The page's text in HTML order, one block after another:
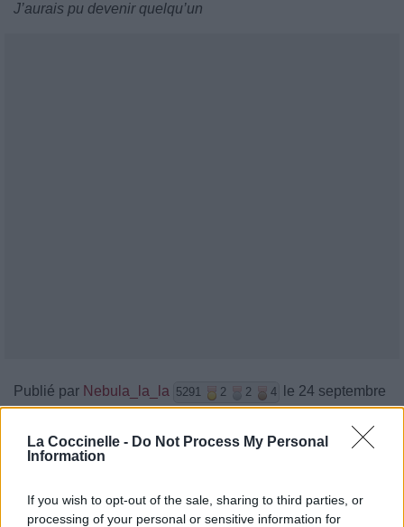
La Coccinelle - Do Not Process My Personal
Information
If you wish to opt-out of the sale, sharing to third parties, or
processing of your personal or sensitive information for
J’aurais pu devenir quelqu’un
Publié par Nebula_la_la 5291 2 2 4
le 24 septembre
2019 à 7h35.
Chanteurs : Will Jay